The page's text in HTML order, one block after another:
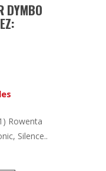
DYMBO
Rowenta
Silence..